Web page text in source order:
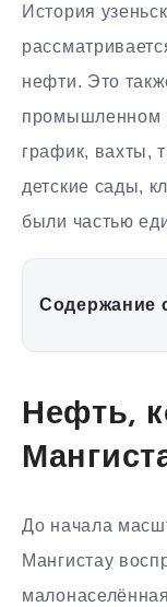
История
нефти. Это
промышленном
график, вахты,
детские сады,
были частью
Содержание
Нефть,
До начала
Мангистау